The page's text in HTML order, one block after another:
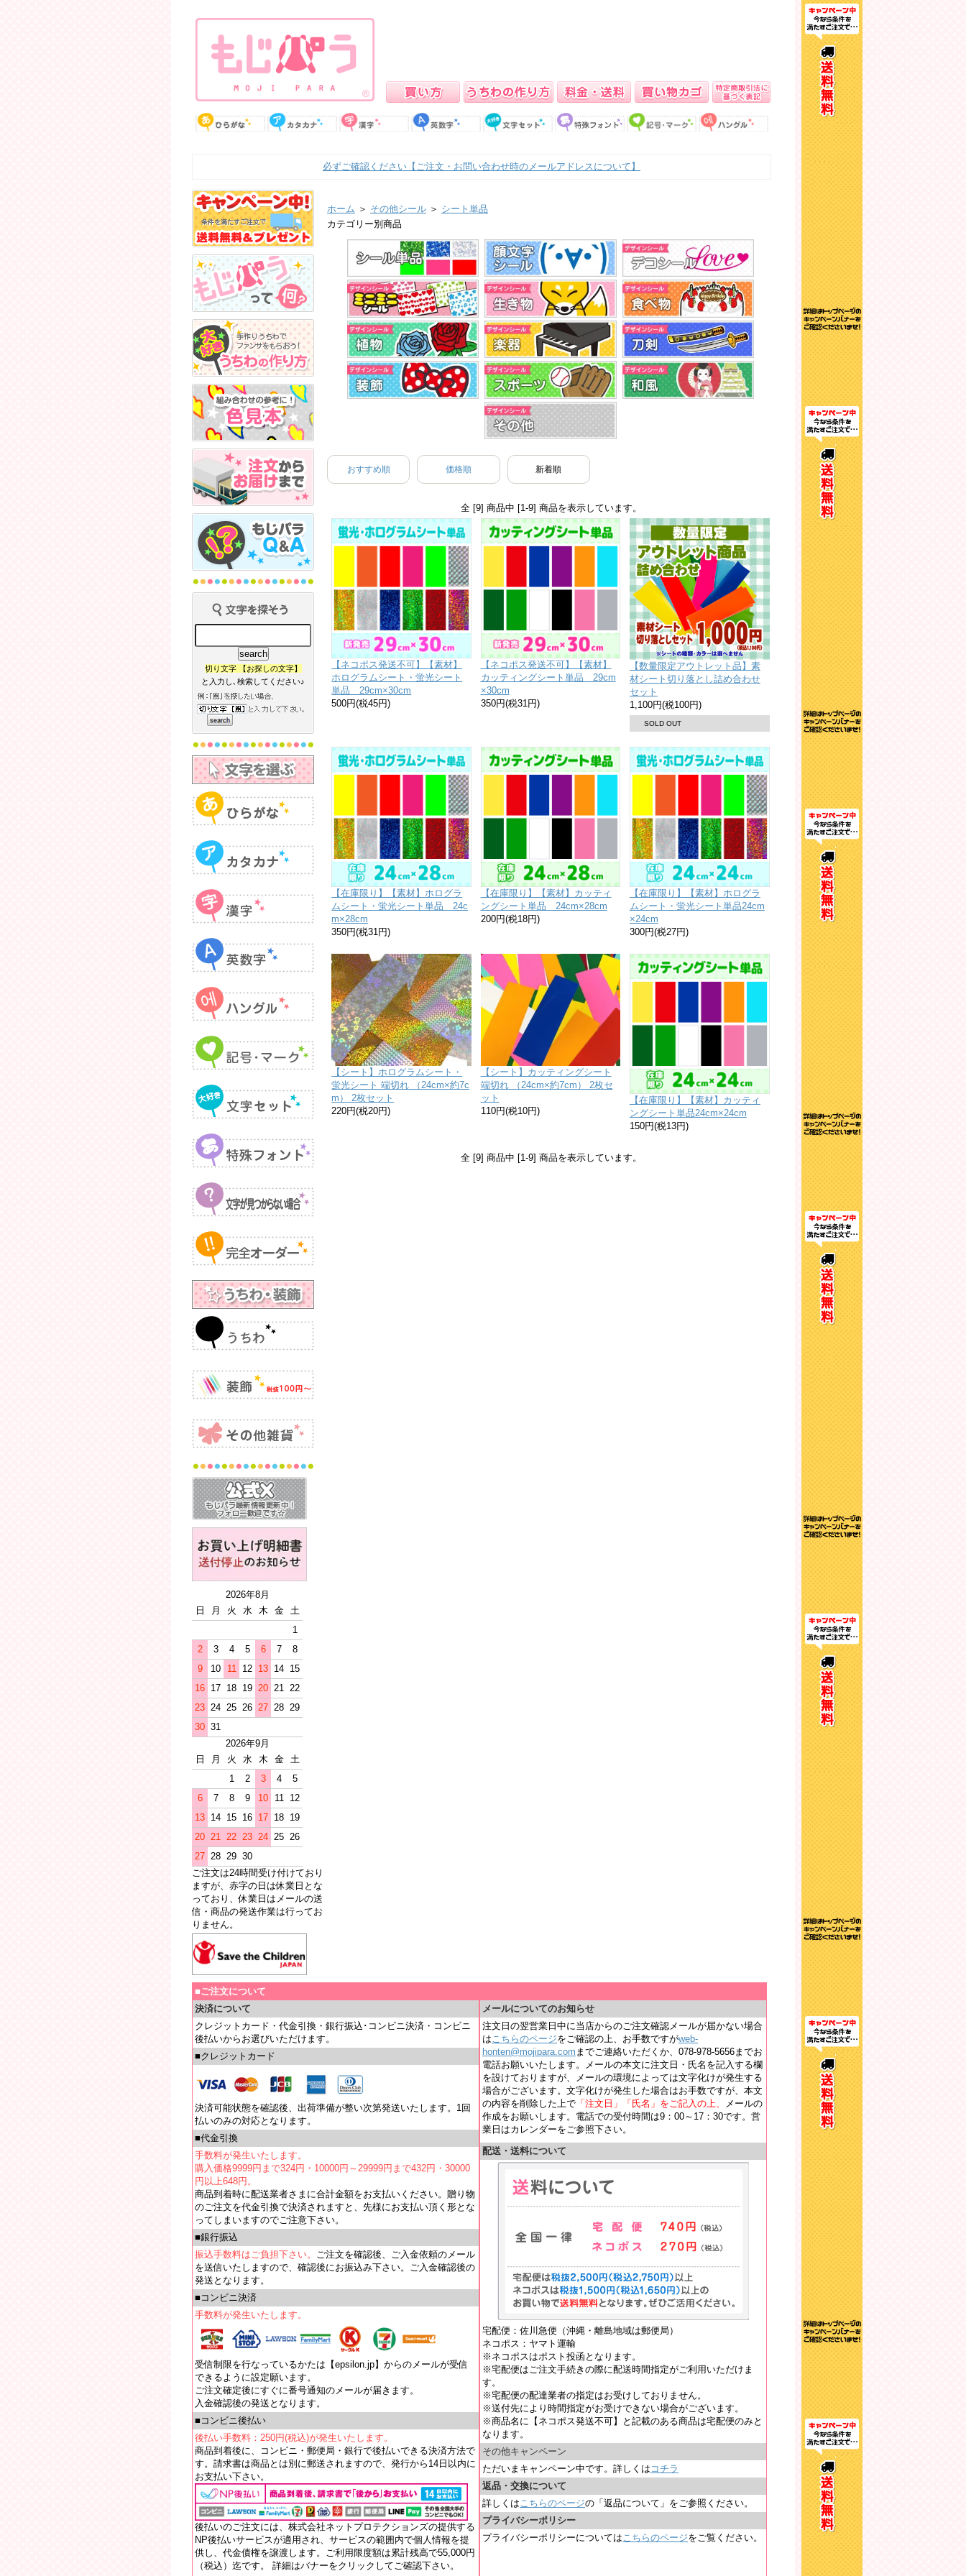
必ずご確認ください【ご注文・お問い合わせ時のメールアドレスについて】
切り文字 【お探しの文字】
と入力し､検索してください♪
2026年8月
日
月 火 水 木 金
土
1
2
3 4 5 6 7
8
9
10 11 12 13 14 15
16 17 18 19 20 21 22
23 24 25 26 27 28 29
30 31
2026年9月
日
月 火 水 木 金
土
1
2 3 4
5
6
7 8 9 10 11
12
13 14 15 16 17 18 19
20 21 22 23 24 25 26
27 28 29 30
ご注文は24時間受け付けており
ますが、赤字の日は休業日とな
っており、休業日はメールの送
信・商品の発送作業は行ってお
りません。
ホーム ＞ その他シール ＞ シート単品
カテゴリー別商品
おすすめ順 価格順 新着順
全 [9] 商品中 [1-9] 商品を表示しています。
【ネコポス発送不可】【素材】
ホログラムシート・蛍光シート
単品 29cm×30cm
500円(税45円)
【ネコポス発送不可】【素材】
カッティングシート単品 29cm
×30cm
350円(税31円)
【数量限定アウトレット品】素
材シート切り落とし詰め合わせ
セット
1,100円(税100円)
SOLD OUT
【在庫限り】【素材】ホログラ
ムシート・蛍光シート単品 24c
m×28cm
350円(税31円)
【在庫限り】【素材】カッティ
ングシート単品 24cm×28cm
200円(税18円)
【在庫限り】【素材】ホログラ
ムシート・蛍光シート単品24cm
×24cm
300円(税27円)
【シート】ホログラムシート・
蛍光シート 端切れ （24cm×約7c
m） 2枚セット
220円(税20円)
【シート】カッティングシート
端切れ （24cm×約7cm） 2枚セ
ット
110円(税10円)
【在庫限り】【素材】カッティ
ングシート単品24cm×24cm
150円(税13円)
全 [9] 商品中 [1-9] 商品を表示しています。
■ご注文について
決済について
クレジットカード・代金引換・銀行振込･コンビニ決済・コンビニ
後払いからお選びいただけます。
■クレジットカード
決済可能状態を確認後、出荷準備が整い次第発送いたします。1回
払いのみの対応となります。
■代金引換
手数料が発生いたします。
購入価格9999円まで324円・10000円～29999円まで432円・30000
円以上648円。
商品到着時に配送業者さまに合計金額をお支払いください。贈り物
のご注文を代金引換で決済されますと、先様にお支払い頂く形とな
ってしまいますのでご注意下さい。
■銀行振込
振込手数料はご負担下さい。 ご注文を確認後、ご入金依頼のメール
を送信いたしますので、確認後にお振込み下さい。ご入金確認後の
発送となります。
■コンビニ決済
手数料が発生いたします。
受信制限を行なっているかたは【epsilon.jp】からのメールが受信
できるように設定願います。
ご注文確定後にすぐに番号通知のメールが届きます。
入金確認後の発送となります。
■コンビニ後払い
後払い手数料：250円(税込)が発生いたします。
商品到着後に、コンビニ・郵便局・銀行で後払いできる決済方法で
す。請求書は商品とは別に郵送されますので、発行から14日以内に
お支払い下さい。
後払いのご注文には、株式会社ネットプロテクションズの提供する
NP後払いサービスが適用され、サービスの範囲内で個人情報を提
供し、代金債権を譲渡します。ご利用限度額は累計残高で55,000円
（税込）迄です。 詳細はバナーをクリックしてご確認下さい。
メールについてのお知らせ
注文日の翌営業日中に当店からのご注文確認メールが届かない場合
はこちらのページをご確認の上、お手数ですがweb-
honten@mojipara.com までご連絡いただくか、078-978-5656までお
電話お願いいたします。メールの本文に注文日・氏名を記入する欄
を設けておりますが、メールの環境によっては文字化けが発生する
場合がございます。文字化けが発生した場合はお手数ですが、本文
の内容を削除した上で 「注文日」「氏名」をご記入の上、
メールの
作成をお願いします。電話での受付時間は9：00～17：30です。営
業日はカレンダーをご参照下さい。
配送・送料について
宅配便：佐川急便（沖縄・離島地域は郵便局）
ネコポス：ヤマト運輸
※ネコポスはポスト投函となります。
※宅配便はご注文手続きの際に配送時間指定がご利用いただけま
す。
※宅配便の配達業者の指定はお受けしておりません。
※送付先により時間指定がお受けできない場合がございます。
※商品名に【ネコポス発送不可】と記載のある商品は宅配便のみと
なります。
その他キャンペーン
ただいまキャンペーン中です。詳しくは コチラ
返品・交換について
詳しくはこちらのページの「返品について」をご参照ください。
プライバシーポリシー
プライバシーポリシーについてはこちらのページをご覧ください。